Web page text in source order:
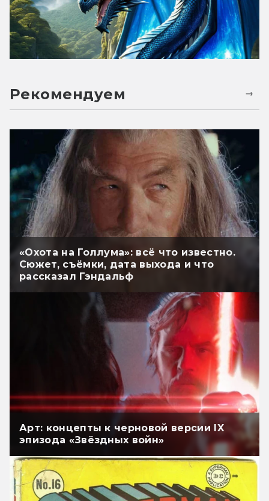
Рекомендуем
«Охота на Голлума»: всё что известно.
Сюжет, съёмки, дата выхода и что
рассказал Гэндальф
Арт: концепты к черновой версии IX
эпизода «Звёздных войн»